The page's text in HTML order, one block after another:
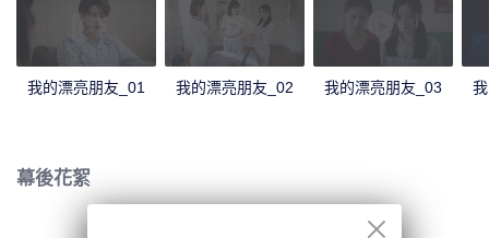
我的漂亮朋友_01 我的漂亮朋友_02 我的漂亮朋友_03
幕後花絮